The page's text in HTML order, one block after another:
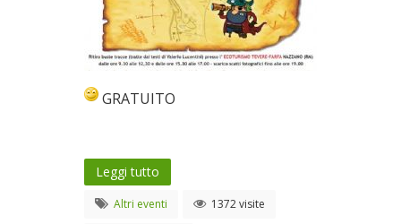
GRATUITO
Leggi tutto
Altri eventi 1372 visite